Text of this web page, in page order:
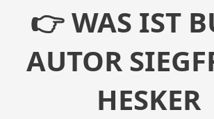
👉 WAS IST
AUTOR
HESKER